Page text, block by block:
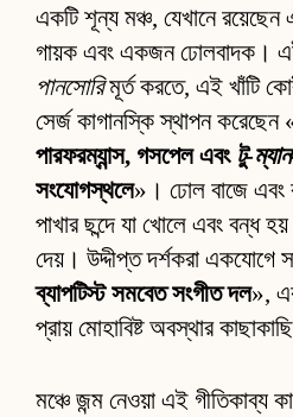
একটি শূন্য মঞ্চ, যেখানে রয়েছেন
গায়ক এবং একজন ঢোলবাদক।
পানসোরিমূর্ত করতে, এই খাঁটি
সের্জ কাগানস্কি স্থাপন করেছেন
পারফরম্যান্স, গসপেল এবং টু-
সংযোগস্থলে»। ঢোল বাজে এবং
পাখার ছন্দে যা খোলে এবং বন্ধ
দেয়। উদ্দীপ্ত দর্শকরা একযোগে
ব্যাপটিস্ট সমবেত সংগীত দল»,
প্রায় মোহাবিষ্ট অবস্থার
মঞ্চে জন্ম নেওয়া এই গীতিকাব্য